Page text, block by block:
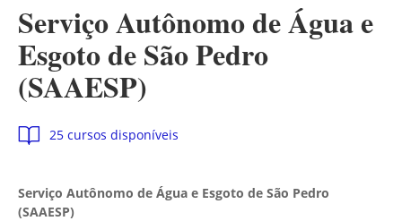
Serviço Autônomo de Água e
Esgoto de São Pedro
(SAAESP)
25 cursos disponíveis
Serviço Autônomo de Água e Esgoto de São Pedro
(SAAESP)